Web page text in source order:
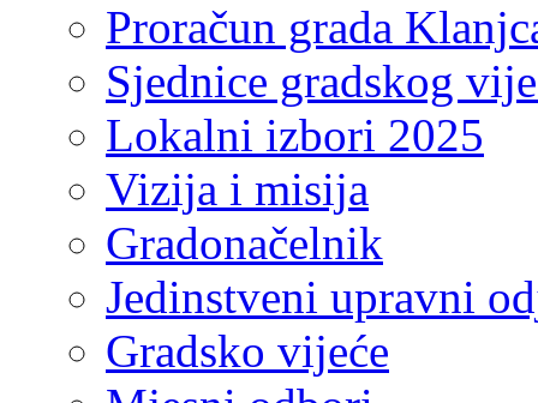
Proračun grada
Sjednice gradskog
Lokalni izbori 2025
Vizija i misija
Gradonačelnik
Jedinstveni upravni
Gradsko vijeće